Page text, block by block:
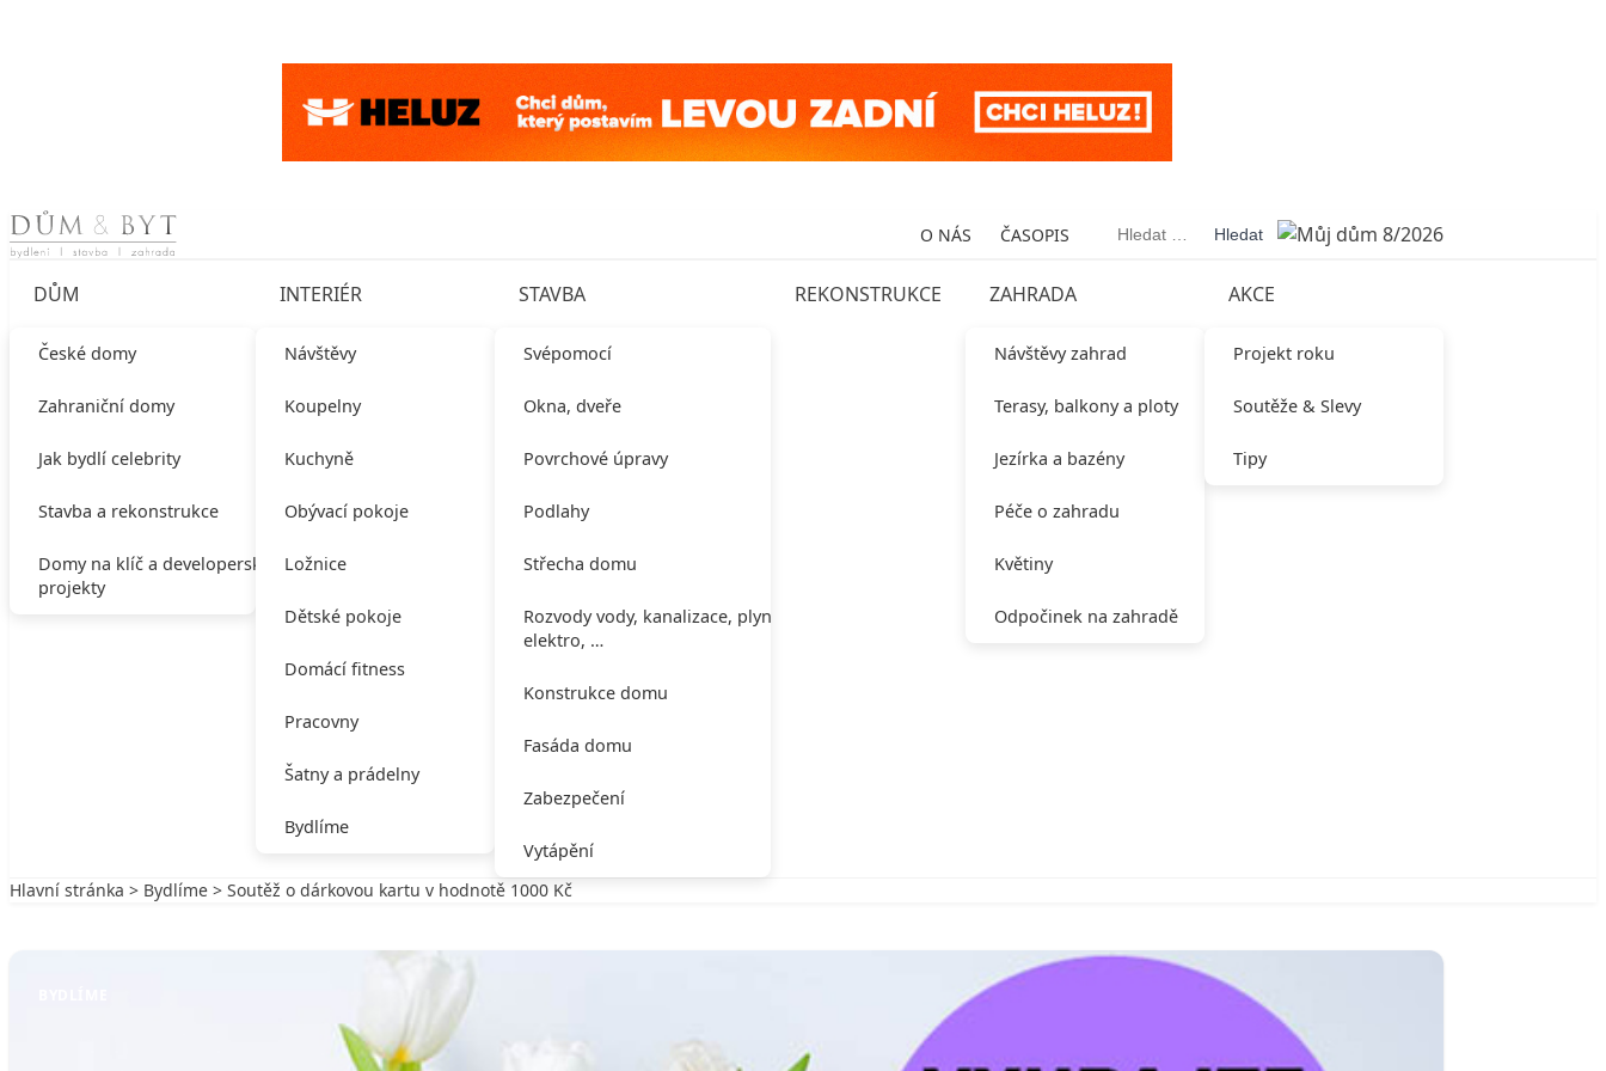
Skip to content O NÁS ČASOPIS Vyhledávání
DŮM
České domy
Zahraniční domy
Jak bydlí celebrity
Stavba a rekonstrukce
Domy na klíč a developerské
projekty
INTERIÉR
Návštěvy
Koupelny
Kuchyně
Obývací pokoje
Ložnice
Dětské pokoje
Domácí fitness
Pracovny
Šatny a prádelny
Bydlíme
STAVBA
Svépomocí
Okna, dveře
Povrchové úpravy
Podlahy
Střecha domu
Rozvody vody, kanalizace, plynu,
elektro, …
Konstrukce domu
Fasáda domu
Zabezpečení
Vytápění
REKONSTRUKCE ZAHRADA
Návštěvy zahrad
Terasy, balkony a ploty
Jezírka a bazény
Péče o zahradu
Květiny
Odpočinek na zahradě
AKCE
Projekt roku
Soutěže & Slevy
Tipy
Hlavní stránka > Bydlíme > Soutěž o dárkovou kartu v hodnotě 1000 Kč